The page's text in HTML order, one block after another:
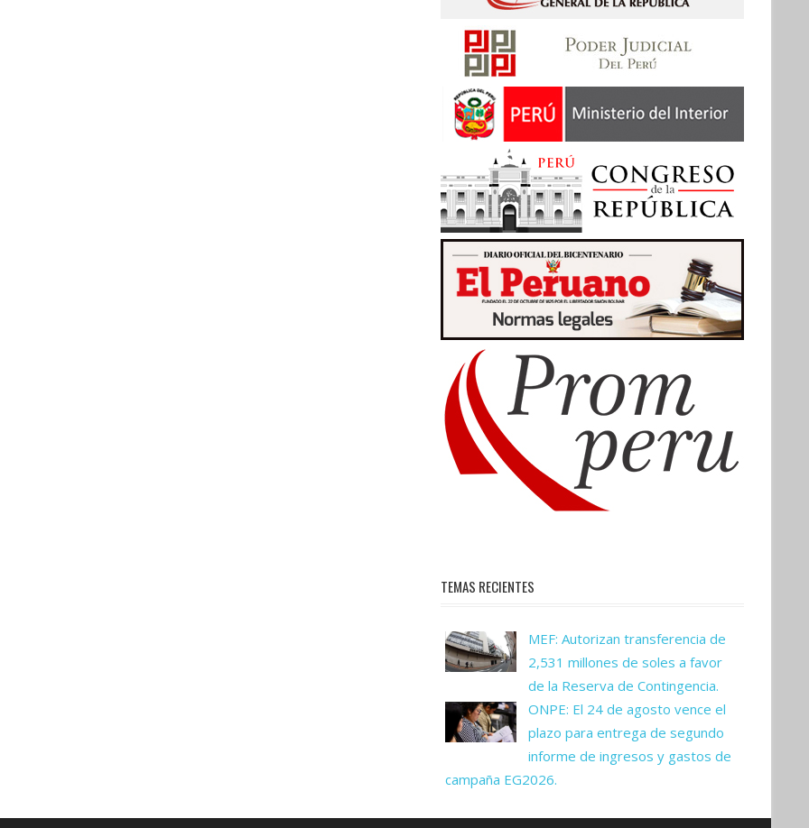
TEMAS RECIENTES
MEF: Autorizan transferencia de
2,531 millones de soles a favor
de la Reserva de Contingencia.
ONPE: El 24 de agosto vence el
plazo para entrega de segundo
informe de ingresos y gastos de
campaña EG2026.